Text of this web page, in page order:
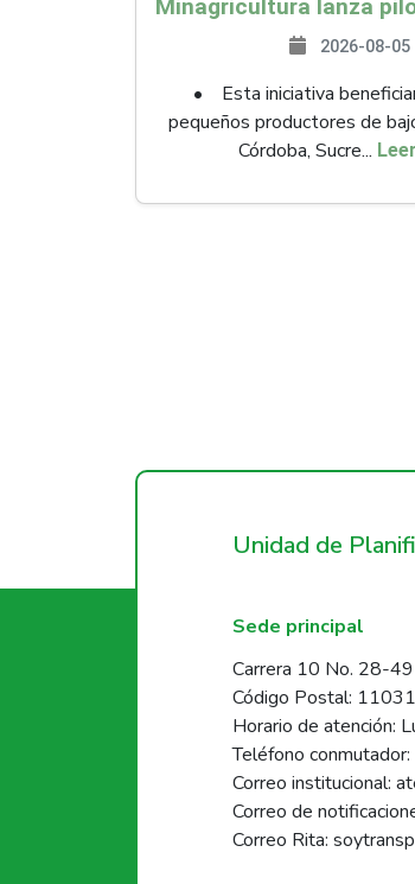
2026-08-05
• Esta iniciativa
pequeños productores de
Córdoba, Sucre...
Unidad de
Sede principal
Carrera 10 No. 28-
Código Postal:
Horario de atención:
Teléfono
Correo institucional:
Correo de
Correo Rita: